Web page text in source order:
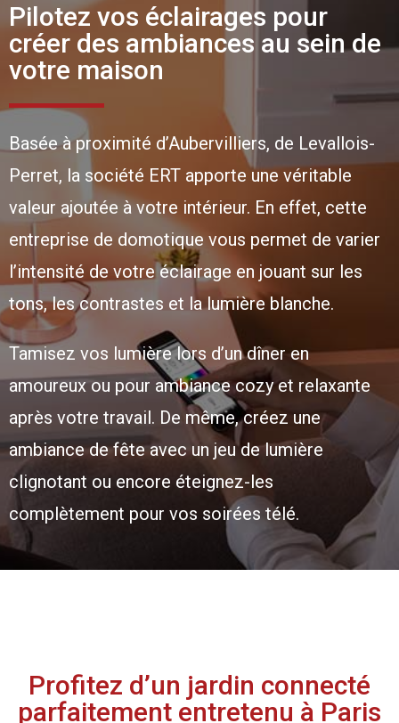
Pilotez vos éclairages pour
créer des ambiances au sein de
votre maison
Basée à proximité d’Aubervilliers, de Levallois-
Perret, la société ERT apporte une véritable
valeur ajoutée à votre intérieur. En effet, cette
entreprise de domotique vous permet de varier
l’intensité de votre éclairage en jouant sur les
tons, les contrastes et la lumière blanche.
Tamisez vos lumière lors d’un dîner en
amoureux ou pour ambiance cozy et relaxante
après votre travail. De même, créez une
ambiance de fête avec un jeu de lumière
clignotant ou encore éteignez-les
complètement pour vos soirées télé.
Profitez d’un jardin connecté
parfaitement entretenu à Paris